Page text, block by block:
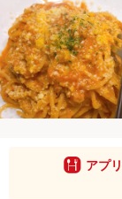
アプリ